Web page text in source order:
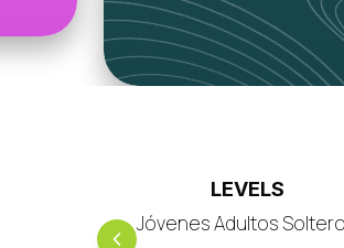
LEVELS
Jóvenes Adultos